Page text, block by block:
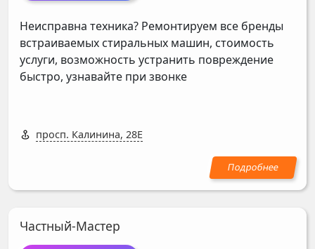
Неисправна техника? Ремонтируем все бренды
встраиваемых стиральных машин, стоимость
услуги, возможность устранить повреждение
быстро, узнавайте при звонке
просп. Калинина, 28Е
Частный-Мастер